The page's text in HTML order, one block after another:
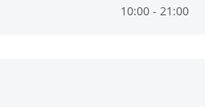
10:00 - 21:00